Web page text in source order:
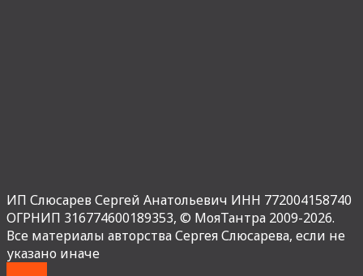
ИП Слюсарев Сергей Анатольевич ИНН 772004158740
ОГРНИП 316774600189353, © МояТантра 2009-2026.
Все материалы авторства Сергея Слюсарева, если не
указано иначе